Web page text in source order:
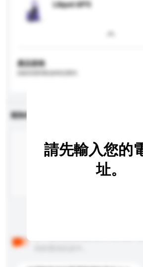
Libpet APS
產品規格
查詢內容
以下是其他買家提出的常見問題。
請先輸入您的
址。